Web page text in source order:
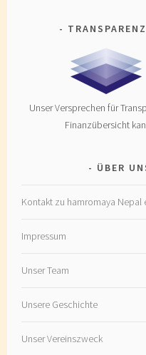
Unser Versprechen für
Finanzübersicht
ÜBER
Kontakt zu hamromaya Nepal
Impressum
Unser Team
Unsere Geschichte
Unser Vereinszweck